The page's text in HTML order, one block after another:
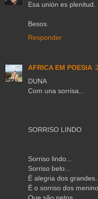
Esa unión es plenitud.
Besos.
Responder
AFRICA EM POESIA
DUNA
Com una sorrisa...
SORRISO LINDO
Sorriso lindo...
Sorriso belo...
É alegria dos
É o sorriso dos